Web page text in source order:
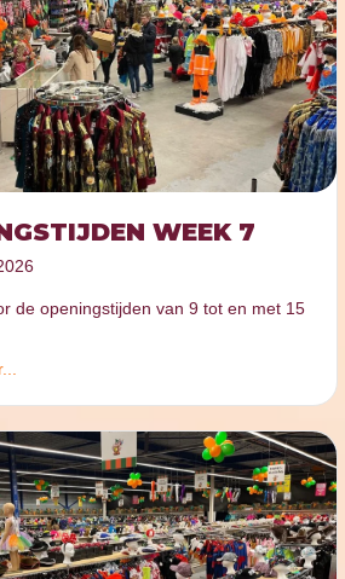
WEEK 7
de openingstijden van 9 tot en met 15